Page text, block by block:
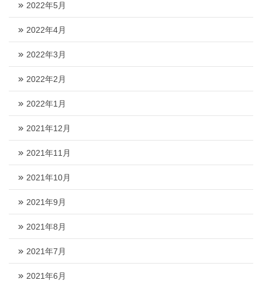
2022年5月
2022年4月
2022年3月
2022年2月
2022年1月
2021年12月
2021年11月
2021年10月
2021年9月
2021年8月
2021年7月
2021年6月